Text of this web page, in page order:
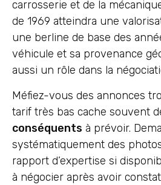
carrosserie et de la
de 1969 atteindra une
une berline de base des
véhicule et sa provenance
aussi un rôle dans la
Méfiez-vous des annonces
tarif très bas cache souvent
conséquents à prévoir.
systématiquement des
rapport d’expertise si
à négocier après avoir